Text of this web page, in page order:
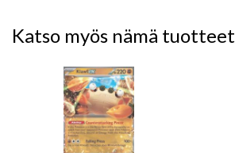
Katso myös nämä tuotteet